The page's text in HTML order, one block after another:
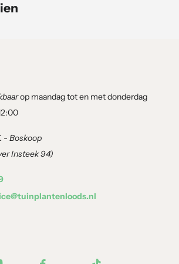
Goed doorlatende, humusrijke grond is ideaal.
Amelanchier lamarckii heeft weinig
en charme in je tuin met de Amelanchier
bijzonders te bieden heeft!
op maandag tot en met donderdag
- Boskoop
Insteek 94)